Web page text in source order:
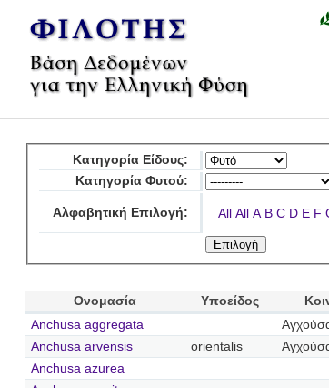
Κατηγορία Είδους:
Κατηγορία Φυτού:
Αλφαβητική Επιλογή: All All A B C D E F
Ονομασία Υποείδος
Anchusa aggregata
Anchusa arvensis
orientalis
Anchusa azurea